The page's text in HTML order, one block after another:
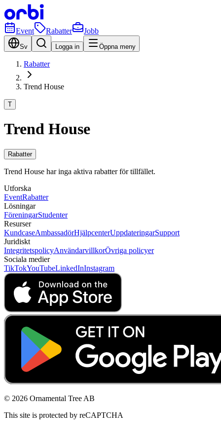
Event Rabatter Jobb
Sv Logga in Öppna meny
Rabatter
Trend House
T
Trend House
Rabatter
Trend House har inga aktiva rabatter för tillfället.
Utforska
EventRabatter
Lösningar
FöreningarStudenter
Resurser
KundcaseAmbassadörHjälpcenterUppdateringarSupport
Juridiskt
IntegritetspolicyAnvändarvillkorÖvriga policyer
Sociala medier
TikTokYouTubeLinkedInInstagram
© 2026 Ornamental Tree AB
This site is protected by reCAPTCHA